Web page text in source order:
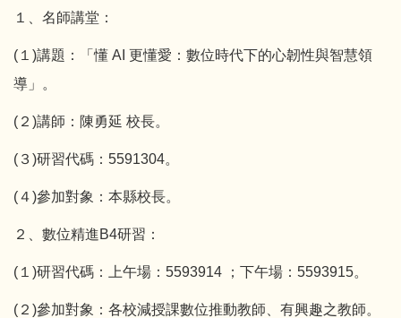
１、名師講堂：
(１)講題：「懂 AI 更懂愛：數位時代下的心韌性與智慧領
導」。
(２)講師：陳勇延 校長。
(３)研習代碼：5591304。
(４)參加對象：本縣校長。
２、數位精進B4研習：
(１)研習代碼：上午場：5593914 ；下午場：5593915。
(２)參加對象：各校減授課數位推動教師、有興趣之教師。